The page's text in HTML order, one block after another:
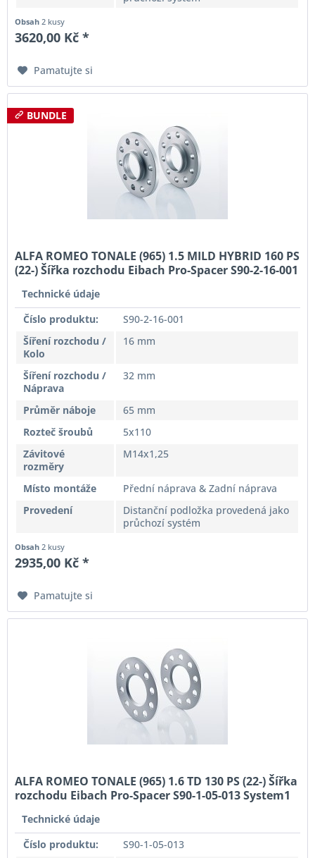
Obsah2 kusy
3620,00 Kč *
Pamatujte si
BUNDLE
ALFA ROMEO TONALE (965) 1.5 MILD HYBRID 160 PS
(22-) Šířka rozchodu Eibach Pro-Spacer S90-2-16-001
Technické údaje
Číslo produktu:
S90-2-16-001
Šíření rozchodu /
Kolo
16 mm
Šíření rozchodu /
Náprava
32 mm
Průměr náboje
65 mm
Rozteč šroubů
5x110
Závitové
rozměry
M14x1,25
Místo montáže
Přední náprava & Zadní náprava
Provedení
Distanční podložka provedená jako
průchozí systém
Obsah 2 kusy
2935,00 Kč *
Pamatujte si
ALFA ROMEO TONALE (965) 1.6 TD 130 PS (22-) Šířka
rozchodu Eibach Pro-Spacer S90-1-05-013 System1
Technické údaje
Číslo produktu:
S90-1-05-013